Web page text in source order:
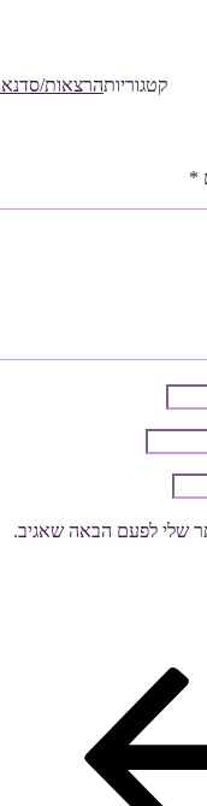
קטגוריותהרצאות/
*
שלי לפעם הבאה שאגיב.